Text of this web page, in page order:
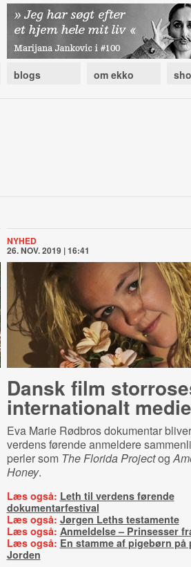
blogs om ekko
NYHED
26. NOV. 2019 | 16:41
Dansk film
internationalt medie
Eva Marie Rødbros dokumentar
verdens førende anmeldere
perler som The Florida Projectog
Honey.
Læs også: Leth til verdens førende
dokumentarfestival
Læs også: Jørgen Leths testamente
Læs også: Anmeldelse – Prinsesser
Læs også: En stamme af pigebørn på
Jorden